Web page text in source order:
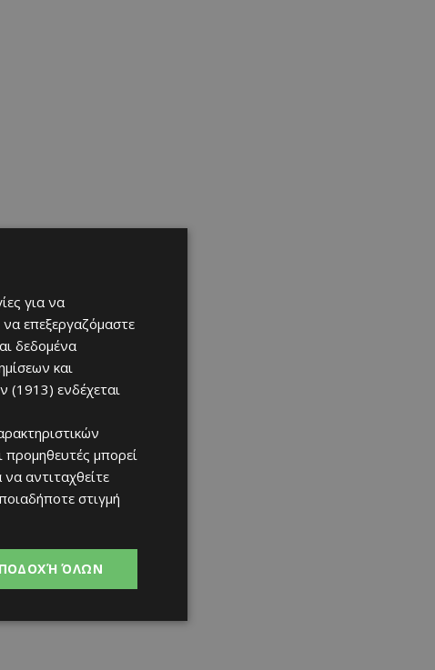
για να
επεξεργαζόμαστε
δεδομένα
και
(1913) ενδέχεται
προμηθευτές μπορεί
αντιταχθείτε
στιγμή
ΌΛΩΝ